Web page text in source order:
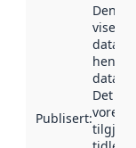
Publisert:
Denne
viser når
henta
Det kan
vore